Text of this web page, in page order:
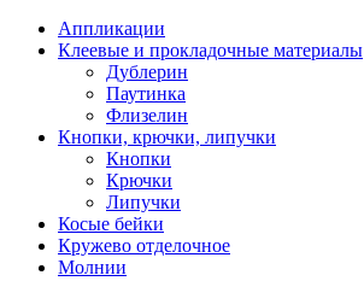
Аппликации
Клеевые и прокладочные материалы
Дублерин
Паутинка
Флизелин
Кнопки, крючки, липучки
Кнопки
Крючки
Липучки
Косые бейки
Кружево отделочное
Молнии